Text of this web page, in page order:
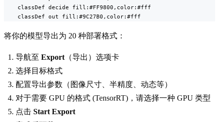
    classDef decide fill:#FF9800,color:#fff
    classDef out fill:#9C27B0,color:#fff
将你的模型导出为 20 种部署格式：
导航至 Export （导出）选项卡
选择目标格式
配置导出参数（图像尺寸、半精度、动态等）
对于需要 GPU 的格式 (TensorRT)，请选择一种 GPU 类型
点击 Start Export